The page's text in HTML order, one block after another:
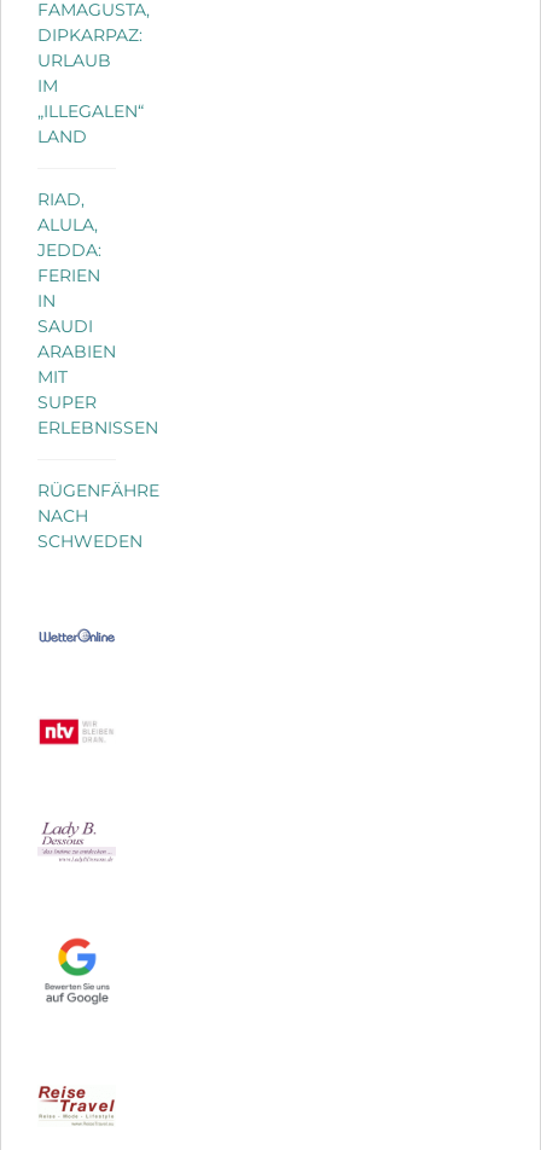
FAMAGUSTA,
DIPKARPAZ:
URLAUB
IM
„ILLEGALEN“
LAND
RIAD,
ALULA,
JEDDA:
FERIEN
IN
SAUDI
ARABIEN
MIT
SUPER
ERLEBNISSEN
RÜGENFÄHRE
NACH
SCHWEDEN